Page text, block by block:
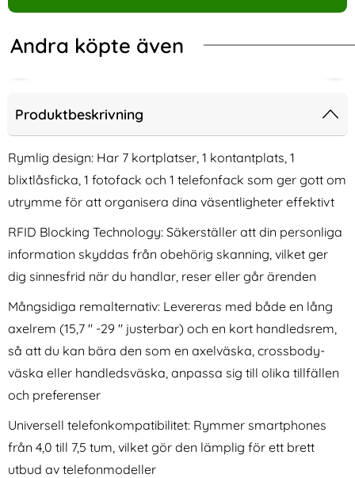
Andra köpte även
Universal Svart
ESR Tesla Model 3 / Y / X / S
Skärm Mobilhållare MagSafe
Laddare
Art. nr 226351
rea pris
461 krtidigare pris
461 kr
Tillgänglighet:
I lager
Köp
Model 3 / Y / X / S Skärm Mobilhållare MagSafe
Trådlös CarPlay Adapter För
Trådbundna CarPlay Bilar Vit
Art. nr 233885
rea pris
474 kr tidigare pris
474 kr
Tillgänglighet:
I lager
Köp
Trådlös CarPlay Adapter För
Produktbeskrivning
Rymlig design: Har 7 kortplatser, 1 kontantplats, 1
blixtlåsficka, 1 fotofack och 1 telefonfack som ger gott om
utrymme för att organisera dina väsentligheter effektivt
RFID Blocking Technology: Säkerställer att din personliga
information skyddas från obehörig skanning, vilket ger
dig sinnesfrid när du handlar, reser eller går ärenden
Mångsidiga remalternativ: Levereras med både en lång
axelrem (15,7 '' -29 '' justerbar) och en kort handledsrem,
så att du kan bära den som en axelväska, crossbody-
väska eller handledsväska, anpassa sig till olika tillfällen
och preferenser
Universell telefonkompatibilitet: Rymmer smartphones
från 4,0 till 7,5 tum, vilket gör den lämplig för ett brett
utbud av telefonmodeller